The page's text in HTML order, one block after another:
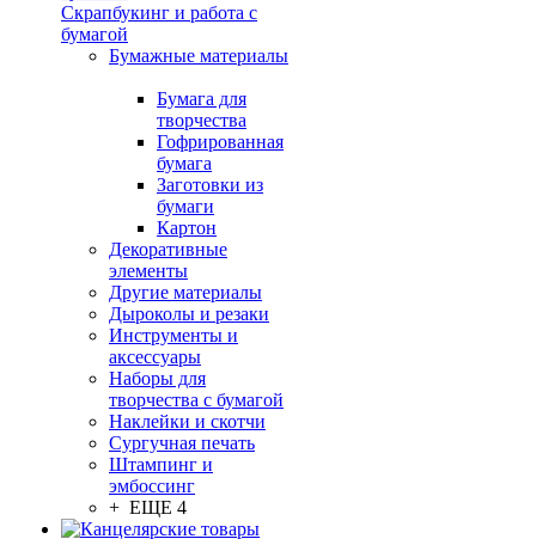
Скрапбукинг и работа с
бумагой
Бумажные материалы
Бумага для
творчества
Гофрированная
бумага
Заготовки из
бумаги
Картон
Декоративные
элементы
Другие материалы
Дыроколы и резаки
Инструменты и
аксессуары
Наборы для
творчества с бумагой
Наклейки и скотчи
Сургучная печать
Штампинг и
эмбоссинг
+ ЕЩЕ 4